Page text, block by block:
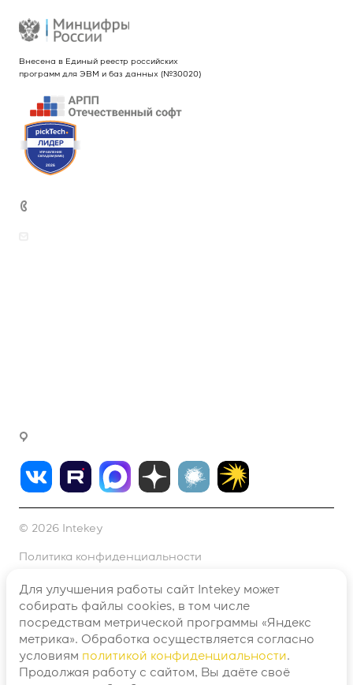
Внесена в Единый реестр российских
программ для ЭВМ и баз данных (№30020)
© 2026 Intekey
Политика конфиденциальности
Согласие на обработку персональных данных №1
Согласие на обработку персональных данных №2
Договор оферты
Разработано в
Для улучшения работы сайт Intekey может
собирать файлы cookies, в том числе
посредствам метрической программы «Яндекс
метрика». Обработка осуществляется согласно
условиям политикой конфиденциальности.
Продолжая работу с сайтом, Вы даёте своё